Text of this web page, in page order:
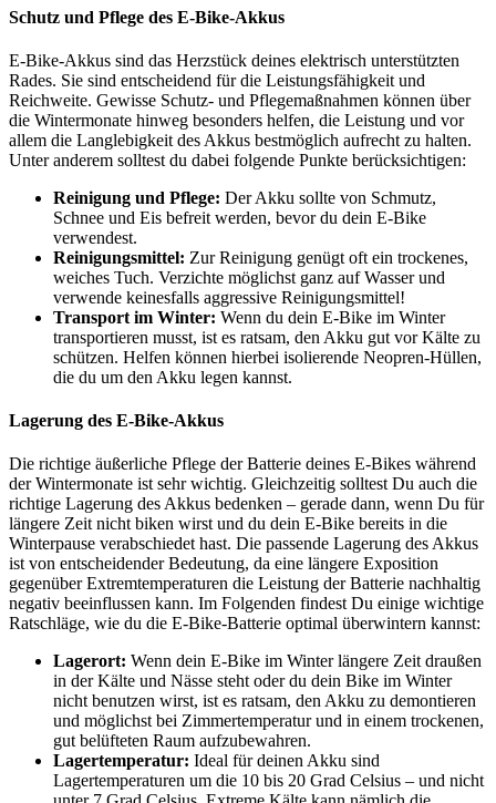
Schutz und Pflege des E-Bike-Akkus
E-Bike-Akkus sind das Herzstück deines elektrisch unterstützten
Rades. Sie sind entscheidend für die Leistungsfähigkeit und
Reichweite. Gewisse Schutz- und Pflegemaßnahmen können über
die Wintermonate hinweg besonders helfen, die Leistung und vor
allem die Langlebigkeit des Akkus bestmöglich aufrecht zu halten.
Unter anderem solltest du dabei folgende Punkte berücksichtigen:
Reinigung und Pflege: Der Akku sollte von Schmutz,
Schnee und Eis befreit werden, bevor du dein E-Bike
verwendest.
Reinigungsmittel: Zur Reinigung genügt oft ein trockenes,
weiches Tuch. Verzichte möglichst ganz auf Wasser und
verwende keinesfalls aggressive Reinigungsmittel!
Transport im Winter: Wenn du dein E-Bike im Winter
transportieren musst, ist es ratsam, den Akku gut vor Kälte zu
schützen. Helfen können hierbei isolierende Neopren-Hüllen,
die du um den Akku legen kannst.
Lagerung des E-Bike-Akkus
Die richtige äußerliche Pflege der Batterie deines E-Bikes während
der Wintermonate ist sehr wichtig. Gleichzeitig solltest Du auch die
richtige Lagerung des Akkus bedenken – gerade dann, wenn Du für
längere Zeit nicht biken wirst und du dein E-Bike bereits in die
Winterpause verabschiedet hast. Die passende Lagerung des Akkus
ist von entscheidender Bedeutung, da eine längere Exposition
gegenüber Extremtemperaturen die Leistung der Batterie nachhaltig
negativ beeinflussen kann. Im Folgenden findest Du einige wichtige
Ratschläge, wie du die E-Bike-Batterie optimal überwintern kannst:
Lagerort: Wenn dein E-Bike im Winter längere Zeit draußen
in der Kälte und Nässe steht oder du dein Bike im Winter
nicht benutzen wirst, ist es ratsam, den Akku zu demontieren
und möglichst bei Zimmertemperatur und in einem trockenen,
gut belüfteten Raum aufzubewahren.
Lagertemperatur: Ideal für deinen Akku sind
Lagertemperaturen um die 10 bis 20 Grad Celsius – und nicht